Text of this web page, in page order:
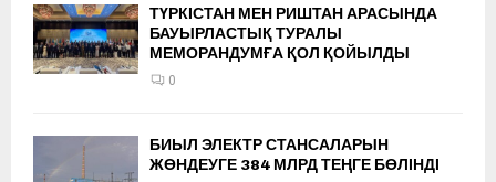
ТҮРКІСТАН МЕН РИШТАН АРАСЫНДА
БАУЫРЛАСТЫҚ ТУРАЛЫ
МЕМОРАНДУМҒА ҚОЛ ҚОЙЫЛДЫ
0
БИЫЛ ЭЛЕКТР СТАНСАЛАРЫН
ЖӨНДЕУГЕ 384 МЛРД ТЕҢГЕ БӨЛІНДІ